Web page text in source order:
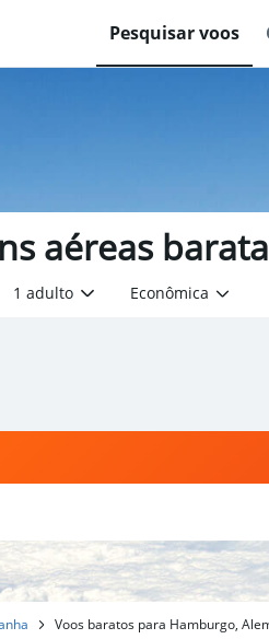
Pesquisar voos
aéreas
1 adulto Econômica
Voos baratos para Hamburgo,